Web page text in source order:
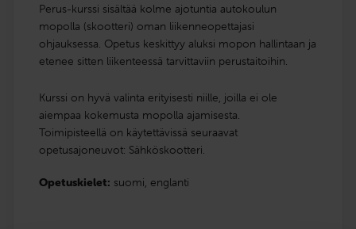
Perus-kurssi sisältää kolme ajotuntia autokoulun
mopolla (skootteri) oman liikenneopettajasi
ohjauksessa. Opetus keskittyy aluksi mopon hallintaan ja
etenee sitten liikenteessä tarvittaviin perustaitoihin.
Kurssi on hyvä valinta erityisesti niille, joilla ei ole
aiempaa kokemusta mopolla ajamisesta.
Toimipisteellä on käytettävissä seuraavat
opetusajoneuvot: Sähköskootteri.
Opetuskielet: suomi, englanti